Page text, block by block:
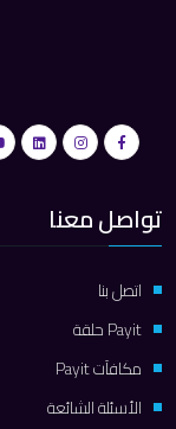
تواصل معنا
اتصل بنا
Payit حلقة
مكافآت Payit
الأسئلة الشائعة